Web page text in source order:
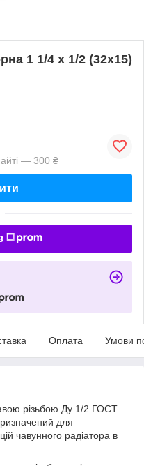
1 1/4 х 1/2 (32х15)
— 300 ₴
Оплата Умови
різьбою Ду 1/2 ГОСТ
для
чавунного радіатора в